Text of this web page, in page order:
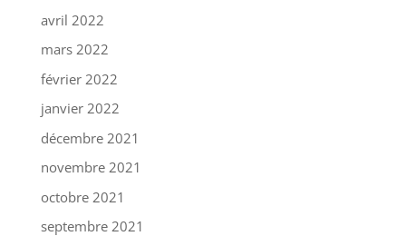
avril 2022
mars 2022
février 2022
janvier 2022
décembre 2021
novembre 2021
octobre 2021
septembre 2021